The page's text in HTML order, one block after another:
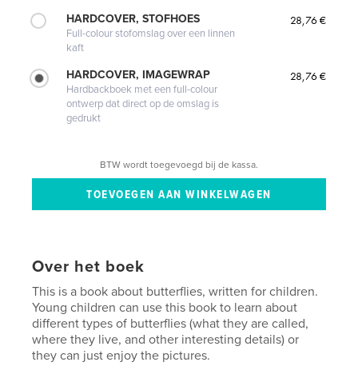
HARDCOVER, STOFHOES
Full-colour stofomslag over een linnen
kaft
28,76 €
HARDCOVER, IMAGEWRAP
Hardbackboek met een full-colour
ontwerp dat direct op de omslag is
gedrukt
28,76 €
BTW wordt toegevoegd bij de kassa.
Over het boek
This is a book about butterflies, written for children.
Young children can use this book to learn about
different types of butterflies (what they are called,
where they live, and other interesting details) or
they can just enjoy the pictures.